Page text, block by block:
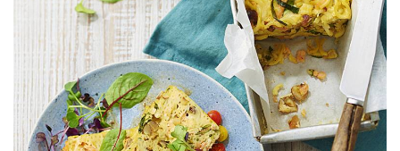
DIFFICULTÉ
PRÉPARATION